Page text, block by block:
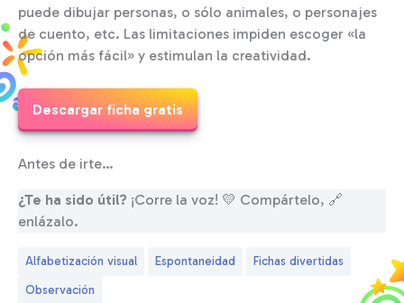
puede dibujar personas, o sólo animales, o personajes
de cuento, etc. Las limitaciones impiden escoger «la
opción más fácil» y estimulan la creatividad.
Descargar ficha gratis
Antes de irte…
¿Te ha sido útil? ¡Corre la voz! 💛 Compártelo, 🔗
enlázalo.
Alfabetización visual Espontaneidad
Fichas divertidas
Observación